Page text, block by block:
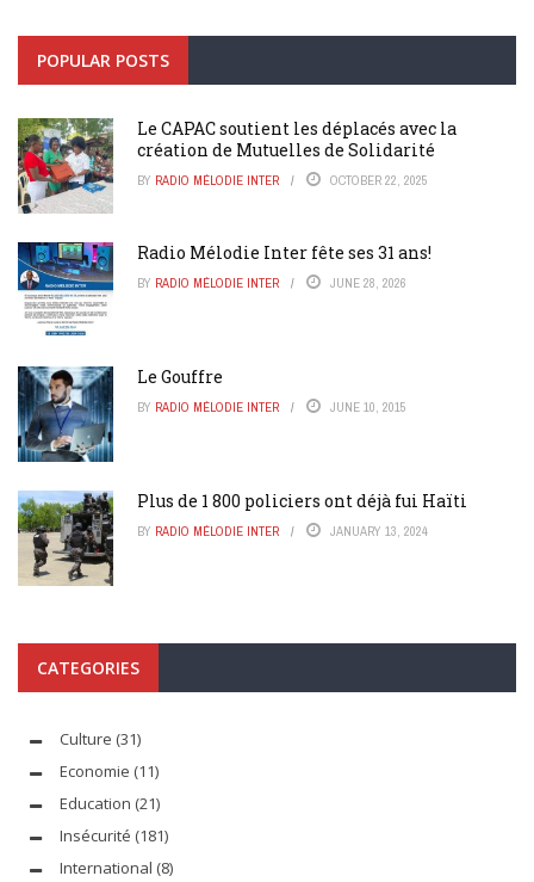
POPULAR POSTS
Le CAPAC soutient les déplacés avec la
création de Mutuelles de Solidarité
BY RADIO MÉLODIE INTER OCTOBER 22, 2025
Radio Mélodie Inter fête ses 31 ans!
BY RADIO MÉLODIE INTER JUNE 28, 2026
Le Gouffre
BY RADIO MÉLODIE INTER JUNE 10, 2015
Plus de 1 800 policiers ont déjà fui Haïti
BY RADIO MÉLODIE INTER JANUARY 13, 2024
CATEGORIES
Culture (31)
Economie (11)
Education (21)
Insécurité (181)
International (8)